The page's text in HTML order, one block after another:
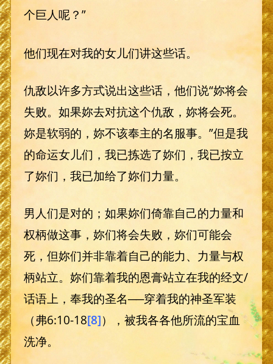
个巨人呢？”
他们现在对我的女儿们讲这些话。
仇敌以许多方式说出这些话，他们说“妳将会
失败。如果妳去对抗这个仇敌，妳将会死。
妳是软弱的，妳不该奉主的名服事。”但是我
的命运女儿们，我已拣选了妳们，我已按立
了妳们，我已加给了妳们力量。
男人们是对的；如果妳们倚靠自己的力量和
权柄做这事，妳们将会失败，妳们可能会
死，但妳们并非靠着自己的能力、力量与权
柄站立。妳们靠着我的恩膏站立在我的经文/
话语上，奉我的圣名──穿着我的神圣军装
（弗6:10-18[8]），被我各各他所流的宝血
洗净。